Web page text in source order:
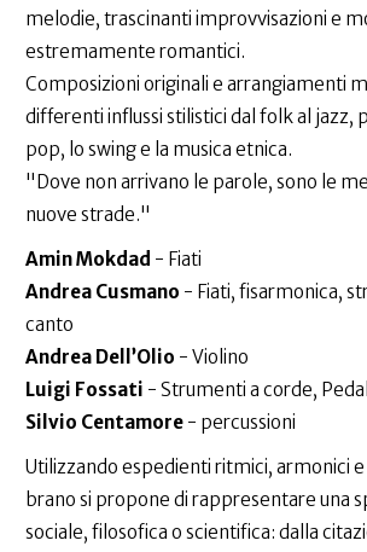
melodie, trascinanti improvvisazioni e
estremamente romantici.
Composizioni originali e arrangiamenti
differenti influssi stilistici dal folk al jazz,
pop, lo swing e la musica etnica.
"Dove non arrivano le parole, sono le
nuove strade."
Amin Mokdad - Fiati
Andrea Cusmano - Fiati, fisarmonica,
canto
Andrea Dell’Olio - Violino
Luigi Fossati - Strumenti a corde,
Silvio Centamore - percussioni
Utilizzando espedienti ritmici, armonici
brano si propone di rappresentare una
sociale, filosofica o scientifica: dalla